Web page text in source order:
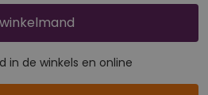
in de winkels en online